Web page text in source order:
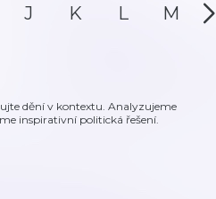
J K L M N
dění v kontextu. Analyzujeme
inspirativní politická řešení.